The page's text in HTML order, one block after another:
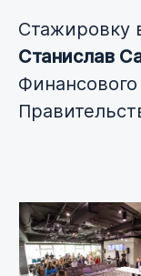
Стажировку
Станислав